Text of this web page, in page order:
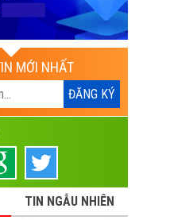
MỚI NHẤT
TIN NGẪU NHIÊN